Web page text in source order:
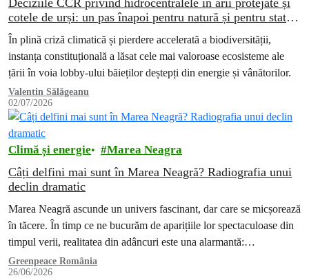
Deciziile CCR privind hidrocentralele în arii protejate și
cotele de urși: un pas înapoi pentru natură și pentru statul
de drept
În plină criză climatică și pierdere accelerată a biodiversității,
instanța constituțională a lăsat cele mai valoroase ecosisteme ale
țării în voia lobby-ului băieților deștepți din energie și vânătorilor.
Valentin Sălăgeanu
02/07/2026
Climă și energie Marea Neagra
Câți delfini mai sunt în Marea Neagră? Radiografia unui
declin dramatic
Marea Neagră ascunde un univers fascinant, dar care se micșorează
în tăcere. În timp ce ne bucurăm de aparițiile lor spectaculoase din
timpul verii, realitatea din adâncuri este una alarmantă:…
Greenpeace România
26/06/2026